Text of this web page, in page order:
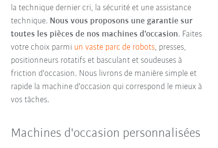
la technique dernier cri, la sécurité et une assistance
technique. Nous vous proposons une garantie sur
toutes les pièces de nos machines d'occasion. Faites
votre choix parmi un vaste parc de robots, presses,
positionneurs rotatifs et basculant et soudeuses à
friction d'occasion. Nous livrons de manière simple et
rapide la machine d'occasion qui correspond le mieux à
vos tâches.
Machines d'occasion personnalisées